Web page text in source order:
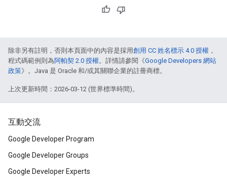
除非另有註明，否則本頁面中的內容是採用創用 CC 姓名標示 4.0 授權 ，
程式碼範例則為阿帕契 2.0 授權。詳情請參閱《Google Developers 網站
政策》。Java 是 Oracle 和/或其關聯企業的註冊商標。
上次更新時間：2026-03-12 (世界標準時間)。
互動交流
Google Developer Program
Google Developer Groups
Google Developer Experts